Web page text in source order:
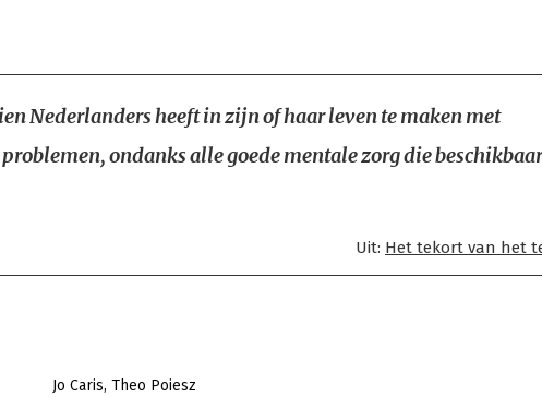
Nederlanders heeft in zijn of haar leven te maken met
ondanks alle goede mentale zorg die beschikbaar
Uit: Het tekort van het
Jo Caris Theo Poiesz